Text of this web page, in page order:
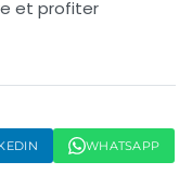
et profiter
WHATSAPP